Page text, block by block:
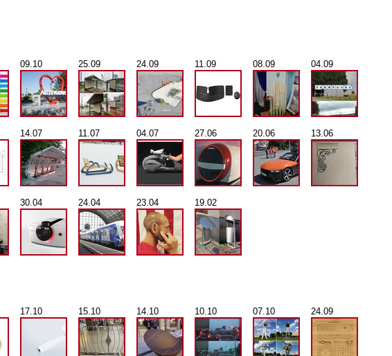
09.10 25.09 24.09 11.09 08.09 04.09
14.07 11.07 04.07 27.06 20.06 13.06
30.04 24.04 23.04 19.02
17.10 15.10 14.10 10.10 07.10 24.09